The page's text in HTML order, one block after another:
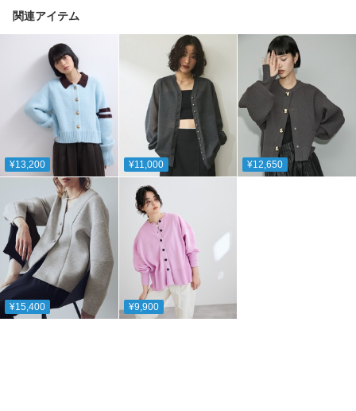
関連アイテム
¥13,200 ¥11,000 ¥12,650
¥15,400 ¥9,900